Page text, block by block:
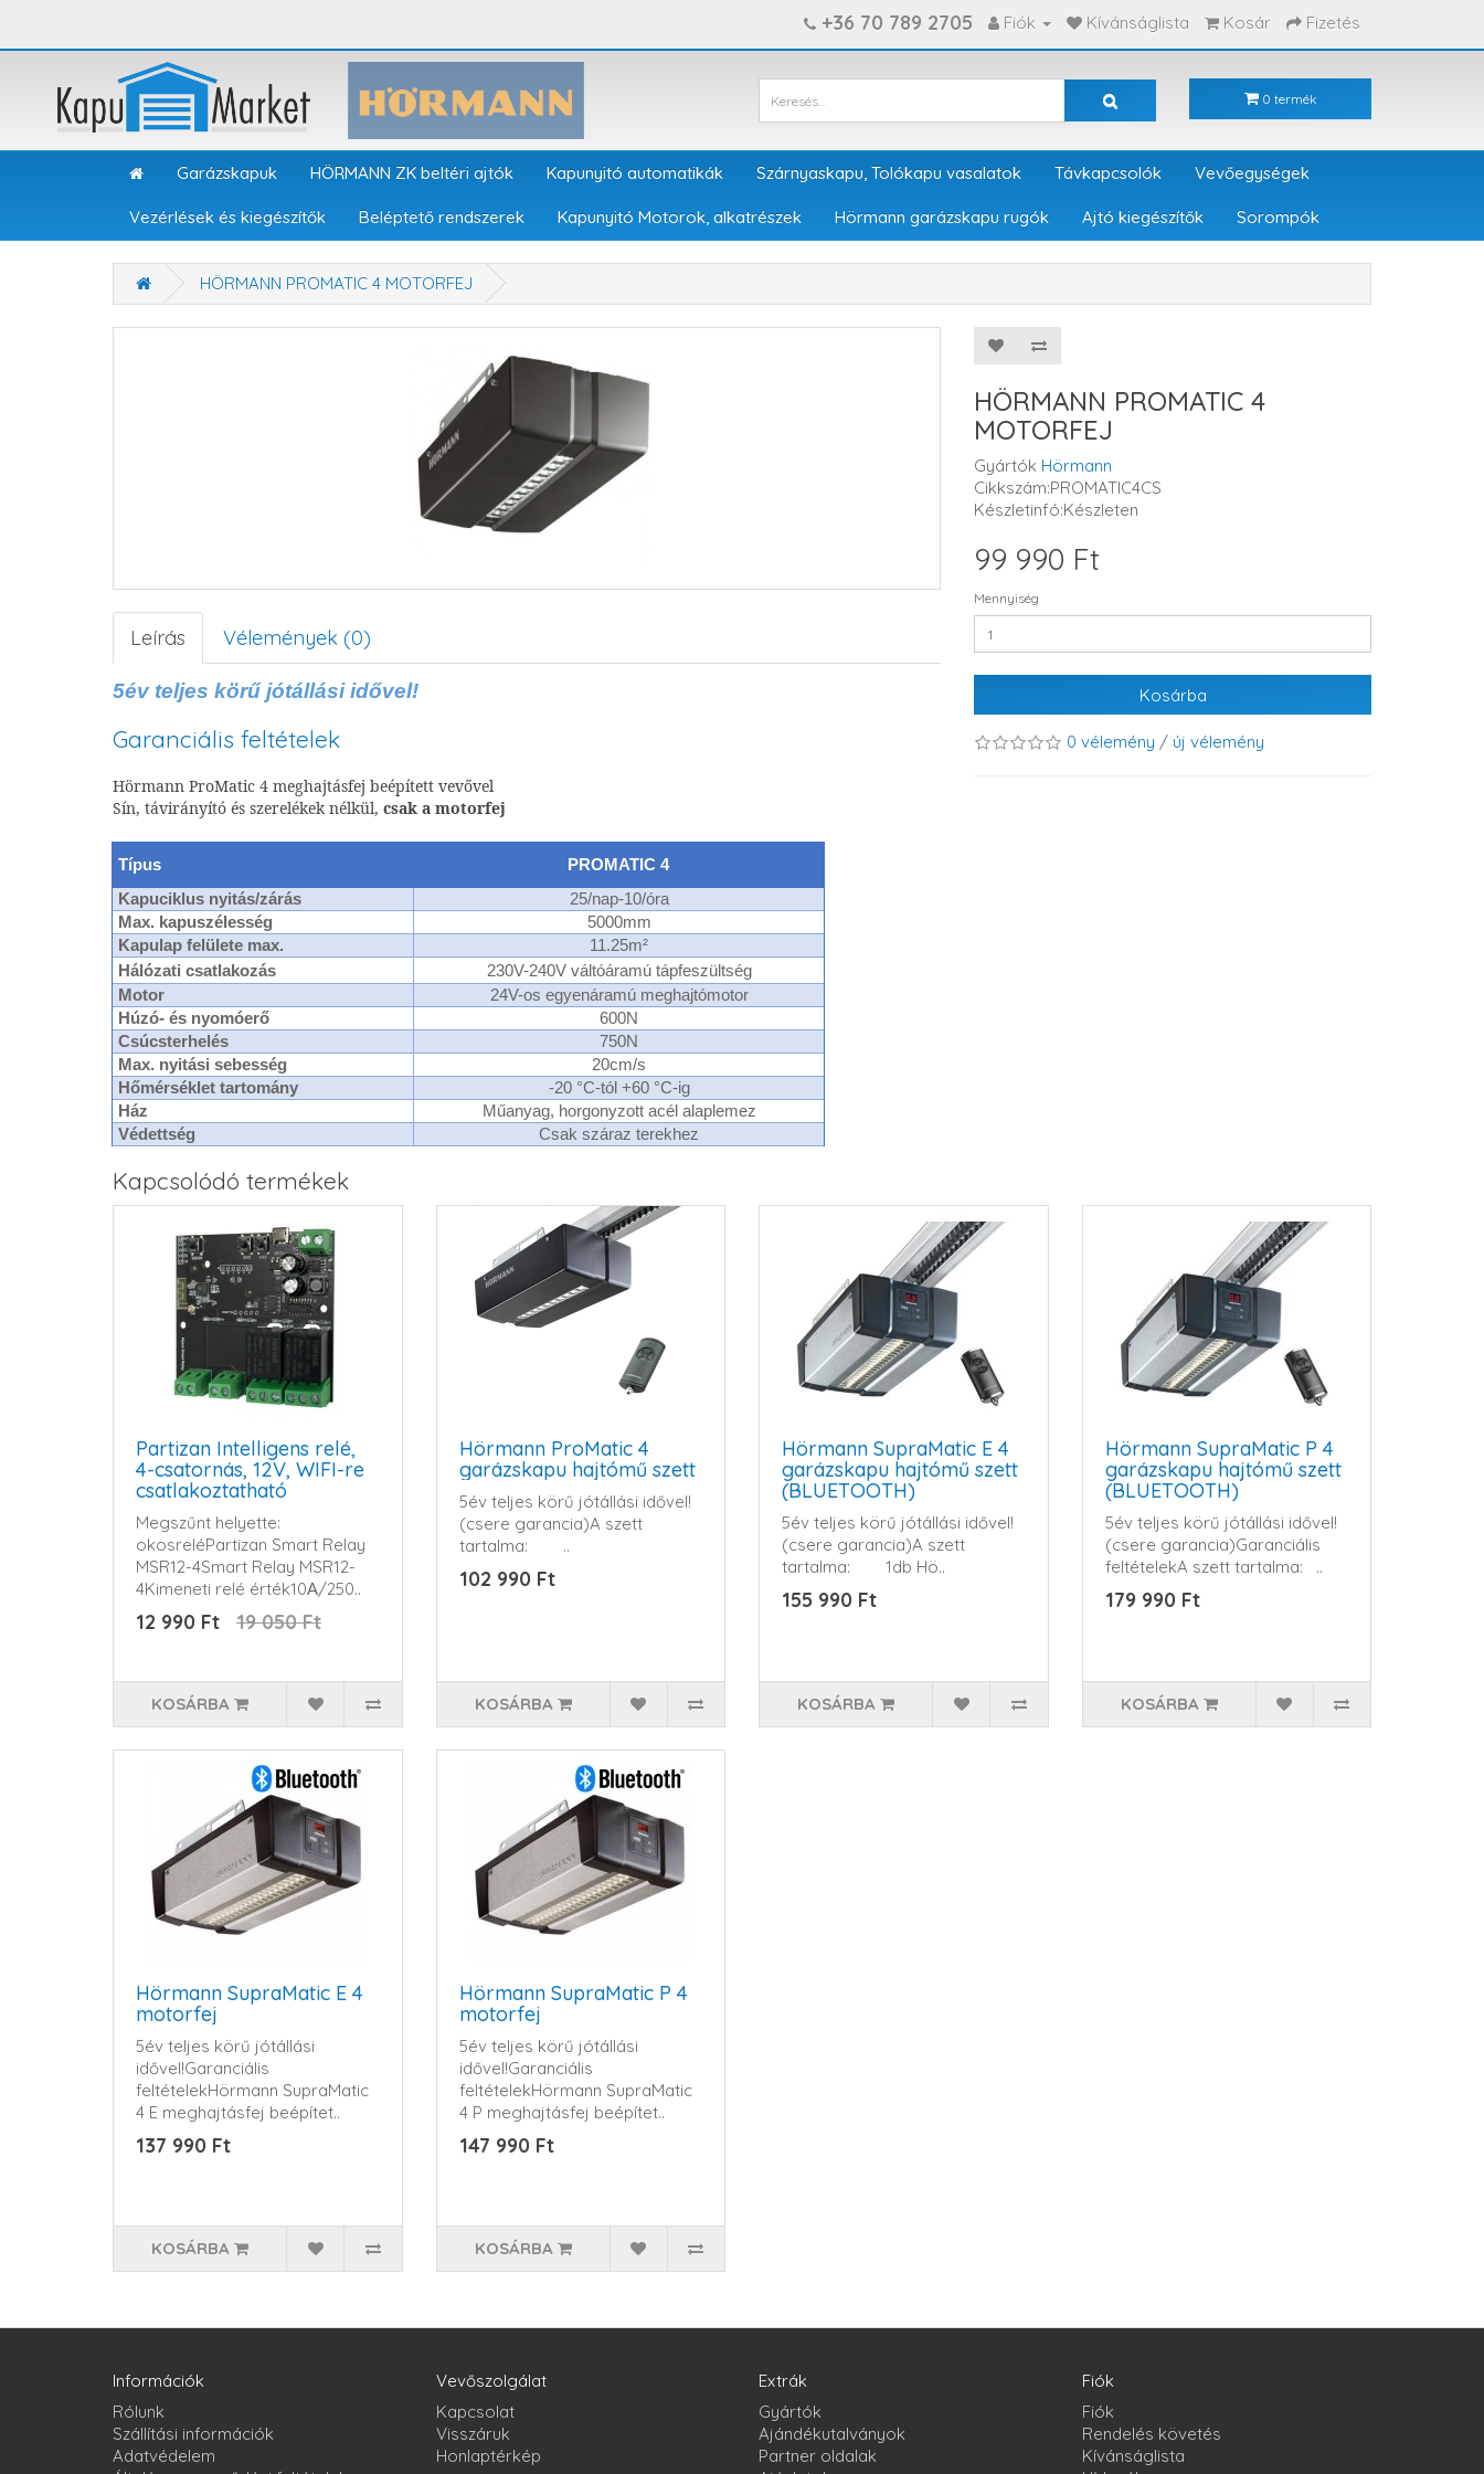
+36 70 789 2705 Fiók Kívánságlista Kosár Fizetés
0 termék
Garázskapuk HÖRMANN ZK beltéri ajtók Kapunyitó automatikák Szárnyaskapu, Tolókapu vasalatok Távkapcsolók Vevőegységek
Vezérlések és kiegészítők Beléptető rendszerek Kapunyitó Motorok, alkatrészek Hörmann garázskapu rugók Ajtó kiegészítők Sorompók
HÖRMANN PROMATIC 4 MOTORFEJ
Leírás Vélemények (0)
5év teljes körű jótállási idővel!
Garanciális feltételek
Hörmann ProMatic 4 meghajtásfej beépített vevővel
Sín, távirányító és szerelékek nélkül, csak a motorfej
Típus
PROMATIC 4
Kapuciklus nyitás/zárás
25/nap-10/óra
Max. kapuszélesség
5000mm
Kapulap felülete max.
11.25m²
Hálózati csatlakozás
230V-240V váltóáramú tápfeszültség
Motor
24V-os egyenáramú meghajtómotor
Húzó- és nyomóerő
600N
Csúcsterhelés
750N
Max. nyitási sebesség
20cm/s
Hőmérséklet tartomány
-20 °C-tól +60 °C-ig
Ház
Műanyag, horgonyzott acél alaplemez
Védettség
Csak száraz terekhez
HÖRMANN PROMATIC 4
MOTORFEJ
Gyártók Hörmann
Cikkszám:PROMATIC4CS
Készletinfó:Készleten
99 990 Ft
Mennyiség
Kosárba
0 vélemény / új vélemény
Kapcsolódó termékek
Partizan Intelligens relé,
4-csatornás, 12V, WIFI-re
csatlakoztatható
Megszűnt helyette:
okosreléPartizan Smart Relay
MSR12-4Smart Relay MSR12-
4Kimeneti relé érték10А/250..
12 990 Ft 19 050 Ft
KOSÁRBA
Hörmann ProMatic 4
garázskapu hajtómű szett
5év teljes körű jótállási idővel!
(csere garancia)A szett
tartalma: ..
102 990 Ft
KOSÁRBA
Hörmann SupraMatic E 4
garázskapu hajtómű szett
(BLUETOOTH)
5év teljes körű jótállási idővel!
(csere garancia)A szett
tartalma: 1db Hö..
155 990 Ft
KOSÁRBA
Hörmann SupraMatic P 4
garázskapu hajtómű szett
(BLUETOOTH)
5év teljes körű jótállási idővel!
(csere garancia)Garanciális
feltételekA szett tartalma: ..
179 990 Ft
KOSÁRBA
Hörmann SupraMatic E 4
motorfej
5év teljes körű jótállási
idővel!Garanciális
feltételekHörmann SupraMatic
4 E meghajtásfej beépítet..
137 990 Ft
KOSÁRBA
Hörmann SupraMatic P 4
motorfej
5év teljes körű jótállási
idővel!Garanciális
feltételekHörmann SupraMatic
4 P meghajtásfej beépítet..
147 990 Ft
KOSÁRBA
Információk
Rólunk
Szállítási információk
Adatvédelem
Vevőszolgálat
Kapcsolat
Visszáruk
Honlaptérkép
Extrák
Gyártók
Ajándékutalványok
Partner oldalak
Fiók
Fiók
Rendelés követés
Kívánságlista